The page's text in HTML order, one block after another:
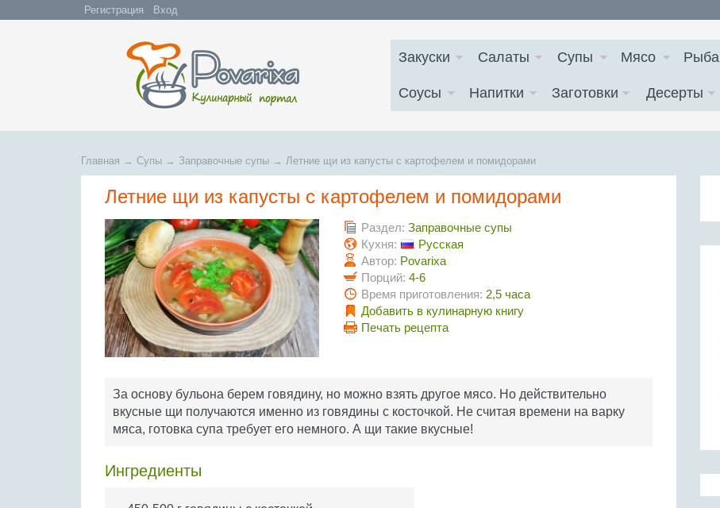
Регистрация Вход
Закуски Салаты Супы Мясо Рыба
Соусы Напитки Заготовки Десерты
Главная → Супы → Заправочные супы → Летние щи из капусты с картофелем и помидорами
Летние щи из капусты с картофелем и помидорами
Раздел: Заправочные супы
Кухня:
Русская
Автор: Povarixa
Порций: 4-6
Время приготовления: 2,5 часа
Добавить в кулинарную книгу
Печать рецепта
За основу бульона берем говядину, но можно взять другое мясо. Но действительно
вкусные щи получаются именно из говядины с косточкой. Не считая времени на варку
мяса, готовка супа требует его немного. А щи такие вкусные!
Ингредиенты